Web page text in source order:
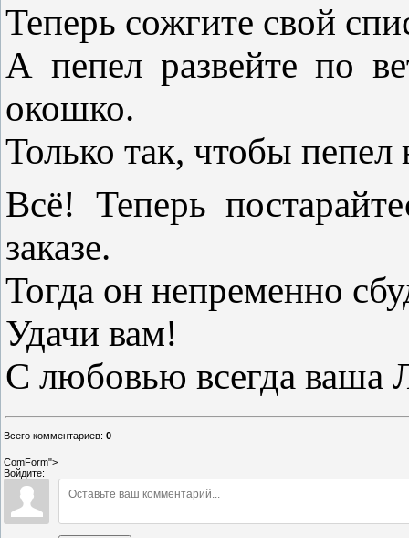
Теперь сожгите свой
А пепел развейте по
окошко.
Только так, чтобы пепел
Всё! Теперь
заказе.
Тогда он непременно
Удачи вам!
С любовью всегда ваша
Всего комментариев: 0
ComForm">
Войдите: